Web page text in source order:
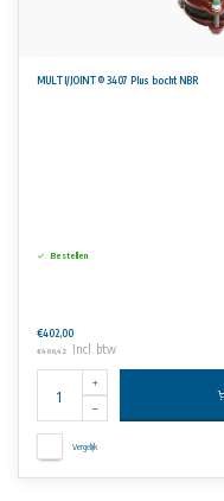
MULTI/JOINT® 3407 Plus bocht NBR
Bestellen
€402,00
€486,42 Incl. btw
Vergelijk